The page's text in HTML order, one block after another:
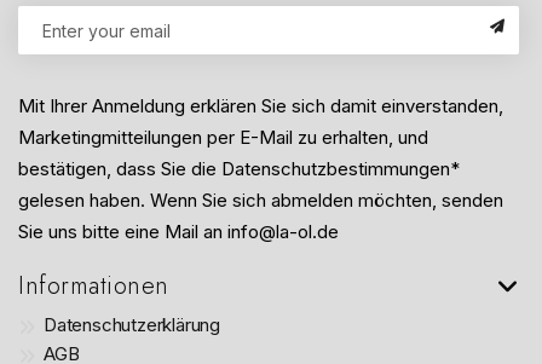
Mit Ihrer Anmeldung erklären Sie sich damit einverstanden,
Marketingmitteilungen per E-Mail zu erhalten, und
bestätigen, dass Sie die Datenschutzbestimmungen*
gelesen haben. Wenn Sie sich abmelden möchten, senden
Sie uns bitte eine Mail an info@la-ol.de
Informationen
Datenschutzerklärung
AGB